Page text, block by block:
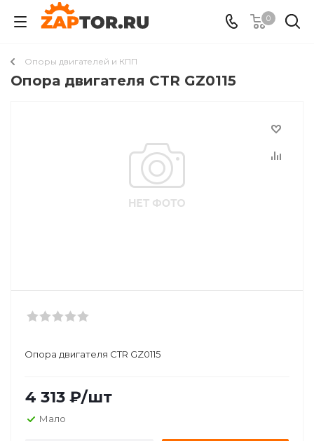
0
Опоры двигателей и КПП
Опора двигателя CTR GZ0115
Опора двигателя CTR GZ0115
4 313 ₽/шт
Мало